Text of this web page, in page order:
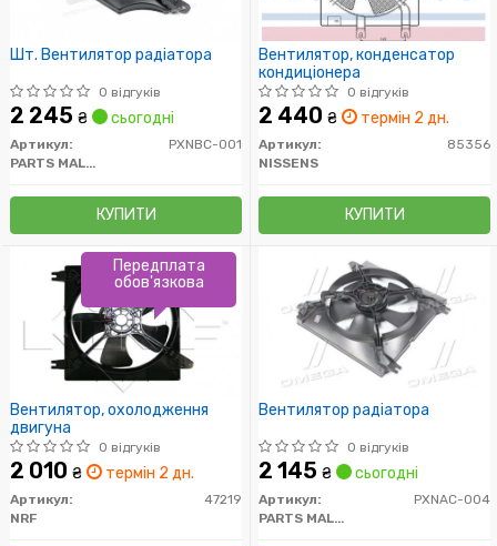
Шт. Вентилятор радіатора
0 відгуків
2 245 ₴ сьогодні
Артикул:
PXNBC-001
PARTS MALL (PMC)
КУПИТИ
Вентилятор, конденсатор
кондиціонера
0 відгуків
2 440 ₴ термін 2 дн.
Артикул:
85356
NISSENS
КУПИТИ
Вентилятор, охолодження
двигуна
0 відгуків
2 010 ₴ термін 2 дн.
Артикул:
47219
NRF
Передплата
обов'язкова
Вентилятор радіатора
0 відгуків
2 145 ₴ сьогодні
Артикул:
PXNAC-004
PARTS MALL (PMC)